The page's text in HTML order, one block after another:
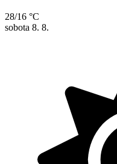
28/16 °C
sobota 8. 8.